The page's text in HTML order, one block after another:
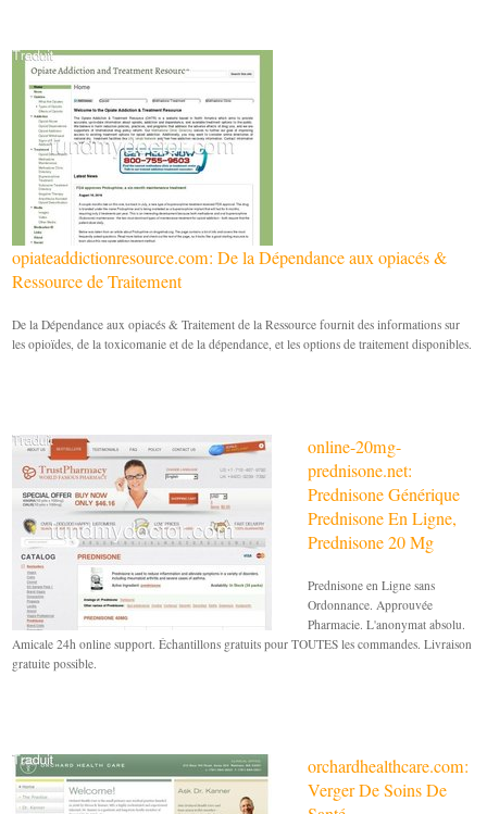
opiateaddictionresource.com: De la Dépendance aux opiacés &
Ressource de Traitement
De la Dépendance aux opiacés & Traitement de la Ressource fournit des informations sur
les opioïdes, de la toxicomanie et de la dépendance, et les options de traitement disponibles.
online-20mg-
prednisone.net:
Prednisone Générique
Prednisone En Ligne,
Prednisone 20 Mg
Prednisone en Ligne sans
Ordonnance. Approuvée
Pharmacie. L'anonymat absolu.
Amicale 24h online support. Échantillons gratuits pour TOUTES les commandes. Livraison
gratuite possible.
orchardhealthcare.com:
Verger De Soins De